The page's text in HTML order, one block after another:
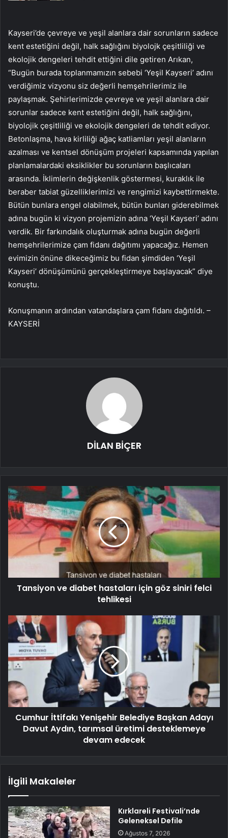
Kayseri’de çevreye ve yeşil alanlara dair sorunların sadece
kent estetiğini değil, halk sağlığını biyolojk çeşitliliği ve
ekolojik dengeleri tehdit ettiğini dile getiren Arıkan,
“Bugün burada toplanmamızın sebebi ‘Yeşil Kayseri’ adını
verdiğimiz vizyonu siz değerli hemşehrilerimiz ile
paylaşmak. Şehirlerimizde çevreye ve yeşil alanlara dair
sorunlar sadece kent estetiğini değil, halk sağlığını,
biyolojik çeşitliliği ve ekolojik dengeleri de tehdit ediyor.
Betonlaşma, hava kirliliği ağaç katliamları yeşil alanların
azalması ve kentsel dönüşüm projeleri kapsamında yapılan
planlamalardaki eksiklikler bu sorunların başlıcaları
arasında. İklimlerin değişkenlik göstermesi, kuraklık ile
beraber tabiat güzelliklerimizi ve rengimizi kaybettirmekte.
Bütün bunlara engel olabilmek, bütün bunları giderebilmek
adına bugün ki vizyon projemizin adına ‘Yeşil Kayseri’ adını
verdik. Bir farkındalık oluşturmak adına bugün değerli
hemşehrilerimize çam fidanı dağıtımı yapacağız. Hemen
evimizin önüne dikeceğimiz bu fidan şimdiden ‘Yeşil
Kayseri’ dönüşümünü gerçekleştirmeye başlayacak” diye
konuştu.
Konuşmanın ardından vatandaşlara çam fidanı dağıtıldı. –
KAYSERİ
DİLAN BİÇER
Tansiyon ve diabet hastaları için göz siniri felci
tehlikesi
Cumhur İttifakı Yenişehir Belediye Başkan Adayı
Davut Aydın, tarımsal üretimi desteklemeye
devam edecek
İlgili Makaleler
Kırklareli Festivali’nde
Geleneksel Defile
Ağustos 7, 2026